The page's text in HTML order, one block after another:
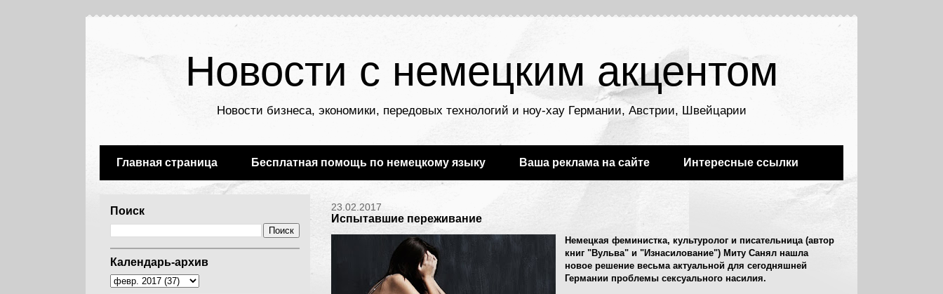
Новости с немецким акцентом
Новости бизнеса, экономики, передовых технологий и ноу-хау Германии, Австрии, Швейцарии
Главная страница Бесплатная помощь по немецкому языку Ваша реклама на сайте Интересные ссылки
23.02.2017
Испытавшие переживание
Немецкая феминистка, культуролог и писательница (автор
книг "Вульва" и "Изнасилование") Миту Санял нашла
новое решение весьма актуальной для сегодняшней
Германии проблемы сексуального насилия.
Поиск
Календарь-архив